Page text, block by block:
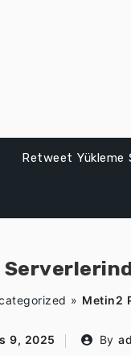
Retweet Yükleme
» Metin2
9, 2025 By